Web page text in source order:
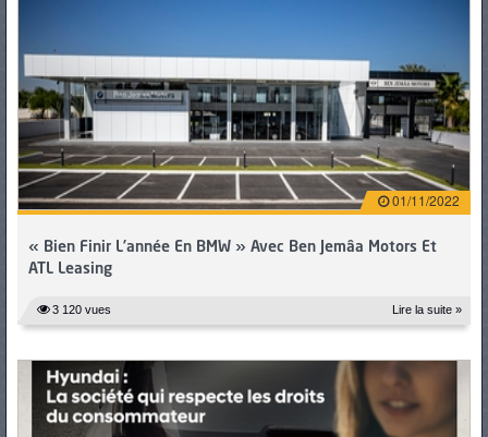
01/11/2022
« Bien Finir L’année En BMW » Avec Ben Jemâa Motors Et
ATL Leasing
3 120 vues Lire la suite »
PNEUS